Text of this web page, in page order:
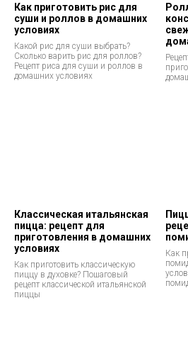
Как приготовить рис для
суши и роллов в домашних
условиях
Какой рис для суши выбрать?
Сколько варить рис для роллов?
Рецепт риса для суши и роллов в
домашних условиях
Классическая итальянская
пицца: рецепт для
приготовления в домашних
условиях
Как приготовить классическую
пиццу в духовке? Пошаговый
рецепт классической итальянской
пиццы
Как